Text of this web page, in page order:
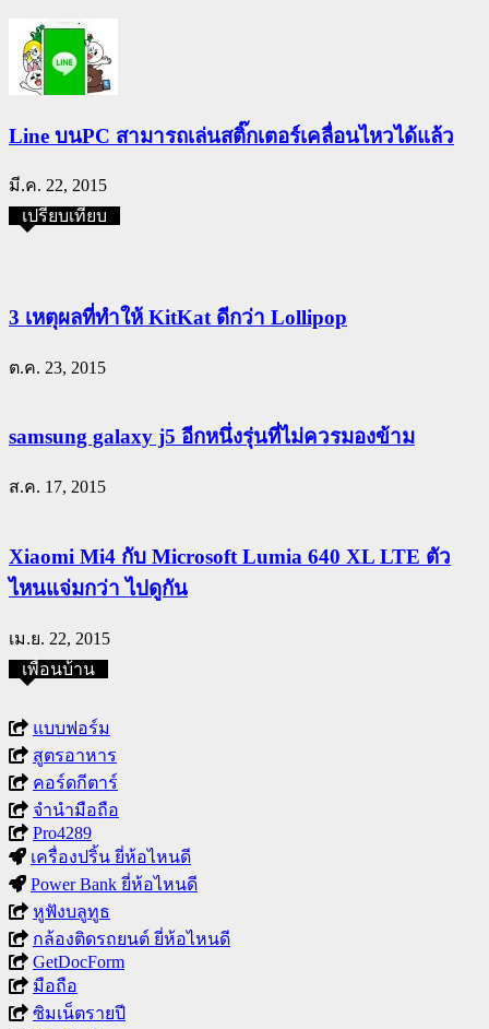
Line บนPC สามารถเล่นสติ๊กเตอร์เคลื่อนไหวได้แล้ว
มี.ค. 22, 2015
เปรียบเทียบ
3 เหตุผลที่ทำให้ KitKat ดีกว่า Lollipop
ต.ค. 23, 2015
samsung galaxy j5 อีกหนึ่งรุ่นที่ไม่ควรมองข้าม
ส.ค. 17, 2015
Xiaomi Mi4 กับ Microsoft Lumia 640 XL LTE ตัว
ไหนแจ่มกว่า ไปดูกัน
เม.ย. 22, 2015
เพื่อนบ้าน
แบบฟอร์ม
สูตรอาหาร
คอร์ดกีตาร์
จำนำมือถือ
Pro4289
เครื่องปริ้น ยี่ห้อไหนดี
Power Bank ยี่ห้อไหนดี
หูฟังบลูทูธ
กล้องติดรถยนต์ ยี่ห้อไหนดี
GetDocForm
มือถือ
ซิมเน็ตรายปี